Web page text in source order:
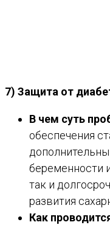
7) Защита от
В чем суть
обеспечения
беременности
так и
развития
Как